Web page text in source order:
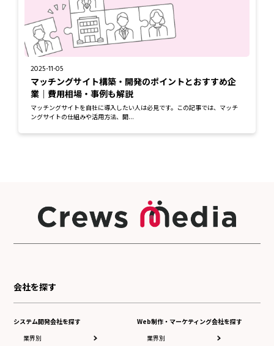
2025-11-05
マッチングサイト構築・開発のポイントとおすすめ企
業｜費用相場・事例も解説
マッチングサイトを自社に導入したい人は必見です。この記事では、マッチ
ングサイトの仕組みや活用方法、開...
会社を探す
システム開発会社を探す
業界別
Web制作・マーケティング会社を探す
業界別